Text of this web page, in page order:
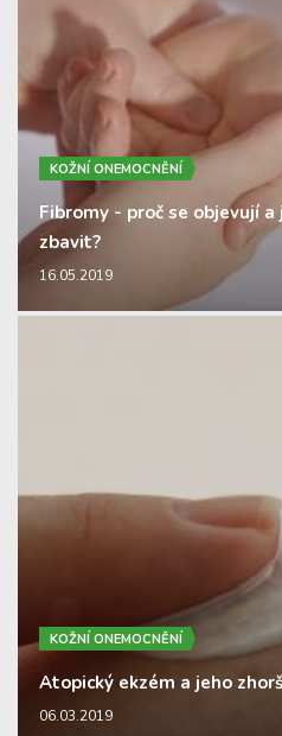
KOŽNÍ ONEMOCNĚNÍ
Fibromy - proč se objevují a
zbavit?
16.05.2019
KOŽNÍ ONEMOCNĚNÍ
Atopický ekzém a jeho
06.03.2019